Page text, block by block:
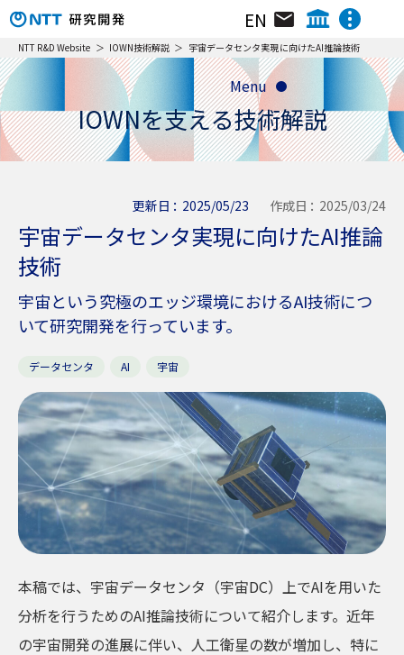
EN
NTT IOWN総合イノベーションセンタ
NTTテクノロジーイノベーションセンタ
NTTネットワークテクノロジーセンタ
NTTコンピューティングテクノロジーセンタ
NTTデバイステクノロジーセンタ
NTT人間情報研究所
NTT社会情報研究所
NTTコンピュータ＆データサイエンス研究所
NTT情報ネットワーク総合研究所
NTTネットワークサービスシステム研究所
NTTアクセスサービスシステム研究所
NTT宇宙環境エネルギー研究所
NTT未来ねっと研究所
NTT先端集積デバイス研究所
NTTコミュニケーション科学基礎研究所
NTT物性科学基礎研究所
総合研究所・研究所の一覧
特定分野の研究センタ一覧
NTT知的財産センタ
組織･研究員･所在地
ニュース&トピックス
リサーチ＆アクティビティ
NTT R&D Website IOWN技術解説 宇宙データセンタ実現に向けたAI推論技術
IOWNを支える技術解説
Menu
更新日 2025/05/23 作成日 2025/03/24
宇宙データセンタ実現に向けたAI推論
技術
宇宙という究極のエッジ環境におけるAI技術につ
いて研究開発を行っています。
データセンタ AI 宇宙
本稿では、宇宙データセンタ（宇宙DC）上でAIを用いた
分析を行うためのAI推論技術について紹介します。近年
の宇宙開発の進展に伴い、人工衛星の数が増加し、特に